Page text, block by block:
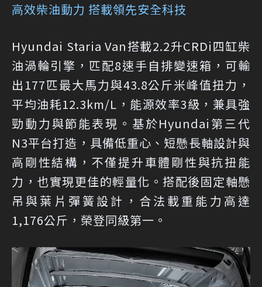
高效柴油動力 搭載領先安全科技
Hyundai Staria Van搭載2.2升CRDi四缸柴
油渦輪引擎，匹配8速手自排變速箱，可輸
出177匹最大馬力與43.8公斤米峰值扭力，
平均油耗12.3km/L，能源效率3級，兼具強
勁動力與節能表現。基於Hyundai第三代
N3平台打造，具備低重心、短懸長軸設計與
高剛性結構，不僅提升車體剛性與抗扭能
力，也實現更佳的輕量化。搭配後固定軸懸
吊與葉片彈簧設計，合法載重能力高達
1,176公斤，榮登同級第一。